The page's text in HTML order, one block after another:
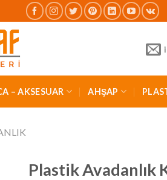
– AKSESUAR AHŞAP
Plastik Avadanlık